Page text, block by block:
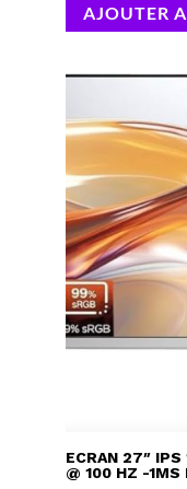
AJOUTER
ECRAN 27″
@ 100 HZ -1MS